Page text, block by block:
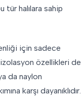
tür halılara sahip
için sadece
izolasyon özellikleri de
da naylon
karşı dayanıklıdır.